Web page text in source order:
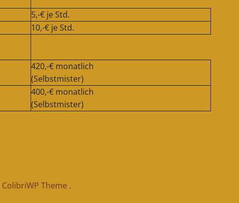
5,-€ je Std.
10,-€ je Std.
420,-€ monatlich
(Selbstmister)
400,-€ monatlich
(Selbstmister)
ColibriWP Theme .